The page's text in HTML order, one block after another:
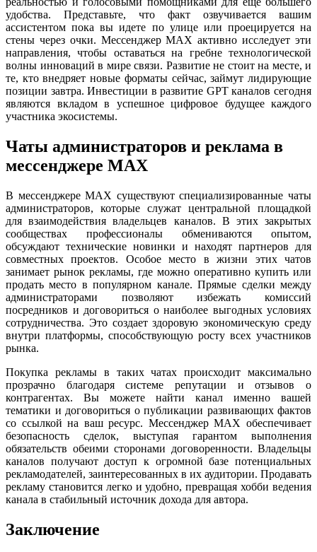
удобства. Представьте, что факт озвучивается вашим
ассистентом пока вы идете по улице или проецируется на
стены через очки. Мессенджер MAX активно исследует эти
направления, чтобы оставаться на гребне технологической
волны инноваций в мире связи. Развитие не стоит на месте, и
те, кто внедряет новые форматы сейчас, займут лидирующие
позиции завтра. Инвестиции в развитие GPT каналов сегодня
являются вкладом в успешное цифровое будущее каждого
участника экосистемы.
Чаты администраторов и реклама в
мессенджере MAX
В мессенджере MAX существуют специализированные чаты
администраторов, которые служат центральной площадкой
для взаимодействия владельцев каналов. В этих закрытых
сообществах профессионалы обмениваются опытом,
обсуждают технические новинки и находят партнеров для
совместных проектов. Особое место в жизни этих чатов
занимает рынок рекламы, где можно оперативно купить или
продать место в популярном канале. Прямые сделки между
администраторами позволяют избежать комиссий
посредников и договориться о наиболее выгодных условиях
сотрудничества. Это создает здоровую экономическую среду
внутри платформы, способствующую росту всех участников
рынка.
Покупка рекламы в таких чатах происходит максимально
прозрачно благодаря системе репутации и отзывов о
контрагентах. Вы можете найти канал именно вашей
тематики и договориться о публикации развивающих фактов
со ссылкой на ваш ресурс. Мессенджер MAX обеспечивает
безопасность сделок, выступая гарантом выполнения
обязательств обеими сторонами договоренности. Владельцы
каналов получают доступ к огромной базе потенциальных
рекламодателей, заинтересованных в их аудитории. Продавать
рекламу становится легко и удобно, превращая хобби ведения
канала в стабильный источник дохода для автора.
Заключение